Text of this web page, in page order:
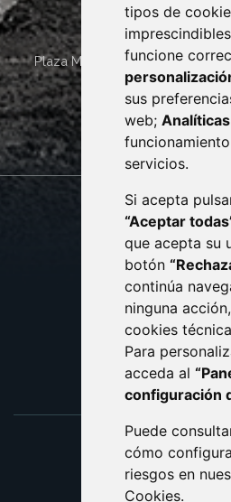
tipos de
funcione
sus
web; Analíticas
servicios.
Si acepta
“Aceptar
que acepta su
botón
continúa
ninguna
cookies
Para
acceda al
configuración
Puede
cómo
riesgos en
Cookies.
Plaza Mayor 4 22400 MONZÓN
· (34) 974 400
CONTACTO
AVISO
PROTECCIÓN
POLÍTICA DE